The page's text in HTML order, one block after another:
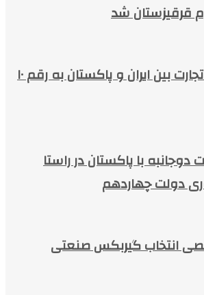
قرقیزستان شد
افزایش حجم تجارت بین ایران و پاکستان به رقم ۱۰
دوجانبه با پاکستان در راستا
دولت چهاردهم
انتخاب گیربکس صنعتی